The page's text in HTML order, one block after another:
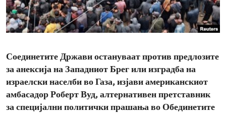
ENVIRONMENT AND HEALTH
IDEALS AND INSTITUTIONS
Соединетите Држави остануваат против предлозите
за анексија на Западниот Брег или изградба на
израелски населби во Газа, изјави американскиот
амбасадор Роберт Вуд, алтернативен претставник
за специјални политички прашања во Обединетите